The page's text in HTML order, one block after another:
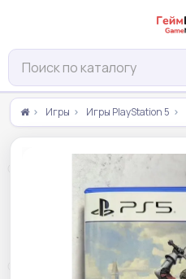
Игры Игры PlayStation 5